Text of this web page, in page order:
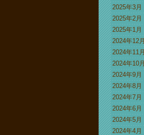
2025年3月
2025年2月
2025年1月
2024年12月
2024年11月
2024年10月
2024年9月
2024年8月
2024年7月
2024年6月
2024年5月
2024年4月